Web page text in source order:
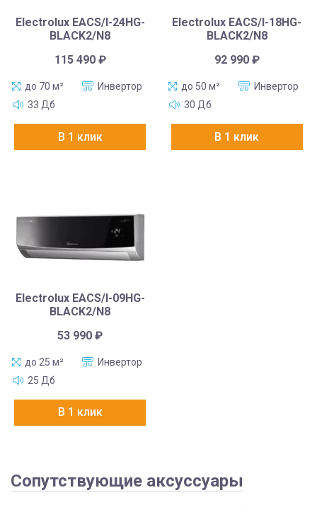
Electrolux EACS/I-24HG-
BLACK2/N8
115 490 ₽
до 70 м²
Инвертор
33 Дб
В 1 клик
Electrolux EACS/I-18HG-
BLACK2/N8
92 990 ₽
до 50 м²
Инвертор
30 Дб
В 1 клик
Electrolux EACS/I-09HG-
BLACK2/N8
53 990₽
до 25 м²
Инвертор
25 Дб
В 1 клик
Сопутствующие аксуссуары